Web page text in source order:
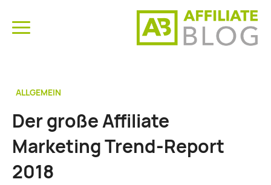
ALLGEMEIN
Der große Affiliate
Marketing Trend-Report
2018